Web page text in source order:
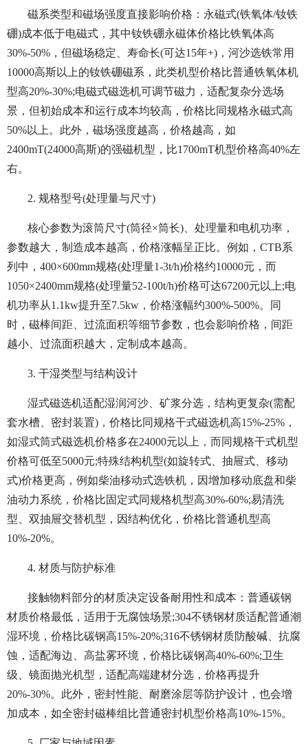
磁系类型和磁场强度直接影响价格：永磁式(铁氧体/钕铁
硼)成本低于电磁式，其中钕铁硼永磁体价格比铁氧体高
30%-50%，但磁场稳定、寿命长(可达15年+)，河沙选铁常用
10000高斯以上的钕铁硼磁系，此类机型价格比普通铁氧体机
型高20%-30%;电磁式磁选机可调节磁力，适配复杂分选场
景，但初始成本和运行成本均较高，价格比同规格永磁式高
50%以上。此外，磁场强度越高，价格越高，如
2400mT(24000高斯)的强磁机型，比1700mT机型价格高40%左
右。
2. 规格型号(处理量与尺寸)
核心参数为滚筒尺寸(筒径×筒长)、处理量和电机功率，
参数越大，制造成本越高，价格涨幅呈正比。例如，CTB系
列中，400×600mm规格(处理量1-3t/h)价格约10000元，而
1050×2400mm规格(处理量52-100t/h)价格可达67200元以上;电
机功率从1.1kw提升至7.5kw，价格涨幅约300%-500%。同
时，磁棒间距、过流面积等细节参数，也会影响价格，间距
越小、过流面积越大，定制成本越高。
3. 干湿类型与结构设计
湿式磁选机适配湿润河沙、矿浆分选，结构更复杂(需配
套水槽、密封装置)，价格比同规格干式磁选机高15%-25%，
如湿式筒式磁选机价格多在24000元以上，而同规格干式机型
价格可低至5000元;特殊结构机型(如旋转式、抽屉式、移动
式)价格更高，例如柴油移动式选铁机，因增加移动底盘和柴
油动力系统，价格比固定式同规格机型高30%-60%;易清洗
型、双抽屉交替机型，因结构优化，价格比普通机型高
10%-20%。
4. 材质与防护标准
接触物料部分的材质决定设备耐用性和成本：普通碳钢
材质价格最低，适用于无腐蚀场景;304不锈钢材质适配普通潮
湿环境，价格比碳钢高15%-20%;316不锈钢材质防酸碱、抗腐
蚀，适配海边、高盐雾环境，价格比碳钢高40%-60%;卫生
级、镜面抛光机型，适配高端建材分选，价格再提升
20%-30%。此外，密封性能、耐磨涂层等防护设计，也会增
加成本，如全密封磁棒组比普通密封机型价格高10%-15%。